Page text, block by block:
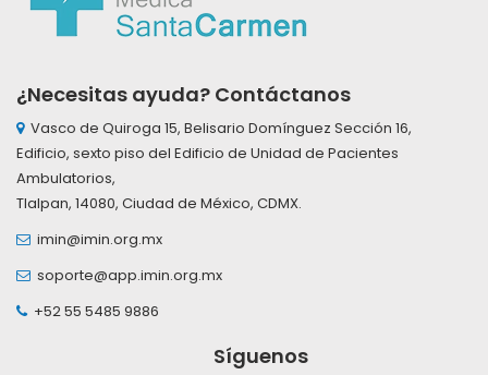
¿Necesitas ayuda? Contáctanos
Vasco de Quiroga 15, Belisario Domínguez Sección 16,
Edificio, sexto piso del Edificio de Unidad de Pacientes
Ambulatorios,
Tlalpan, 14080, Ciudad de México, CDMX.
imin@imin.org.mx
soporte@app.imin.org.mx
+52 55 5485 9886
Síguenos